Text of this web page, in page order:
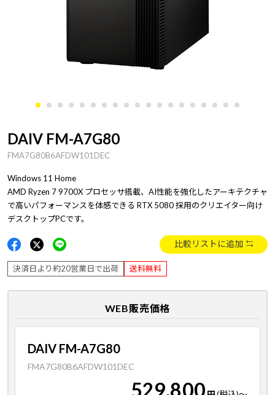
DAIV FM-A7G80
FMA7G80B6AFDW101DEC
Windows 11 Home
AMD Ryzen 7 9700X プロセッサ搭載、AI性能を強化したアーキテクチャ
で高いパフォーマンスを体感できる RTX 5080 採用のクリエイター向け
デスクトップPCです。
比較リストに追加
決済日より約20営業日で出荷 送料無料
WEB販売価格
DAIV FM-A7G80
FMA7G80B6AFDW101DEC
529,800